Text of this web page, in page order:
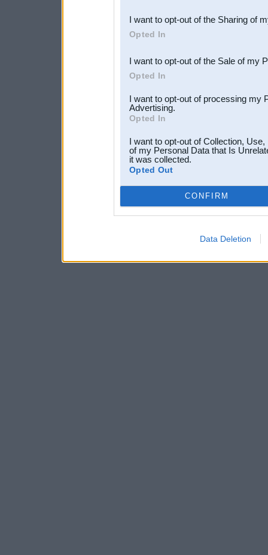
Downstream Participants
third parties.
I want to opt-out of the Sharing of
Opted In
I want to opt-out of the Sale of my
Opted In
I want to opt-out of processing my
Advertising.
Opted In
I want to opt-out of Collection,
of my Personal Data that Is
it was collected.
Opted Out
CONFIRM
Data Deletion